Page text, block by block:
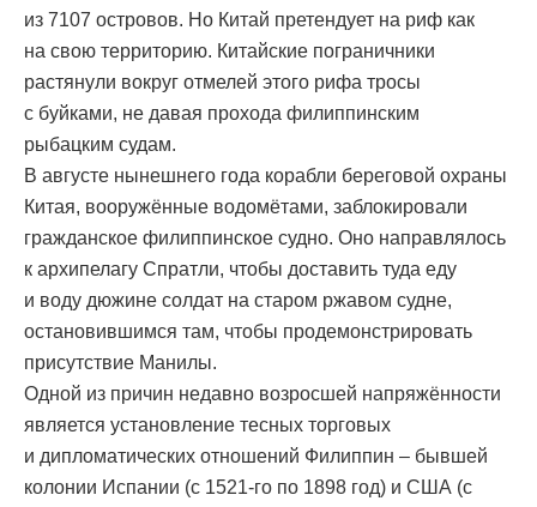
из 7107 островов. Но Китай претендует на риф как
на свою территорию. Китайские пограничники
растянули вокруг отмелей этого рифа тросы
с буйками, не давая прохода филиппинским
рыбацким судам.
В августе нынешнего года корабли береговой охраны
Китая, вооружённые водомётами, заблокировали
гражданское филиппинское судно. Оно направлялось
к архипелагу Спратли, чтобы доставить туда еду
и воду дюжине солдат на старом ржавом судне,
остановившимся там, чтобы продемонстрировать
присутствие Манилы.
Одной из причин недавно возросшей напряжённости
является установление тесных торговых
и дипломатических отношений Филиппин – бывшей
колонии Испании (с 1521-го по 1898 год) и США (с